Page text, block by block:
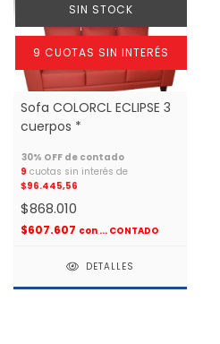
SIN STOCK
9 CUOTAS SIN INTERÉS
Sofa COLORCL ECLIPSE 3
cuerpos *
9 cuotas sin interés de
$96.445,56
$868.010
$607.607 con ... CONTADO
DETALLES